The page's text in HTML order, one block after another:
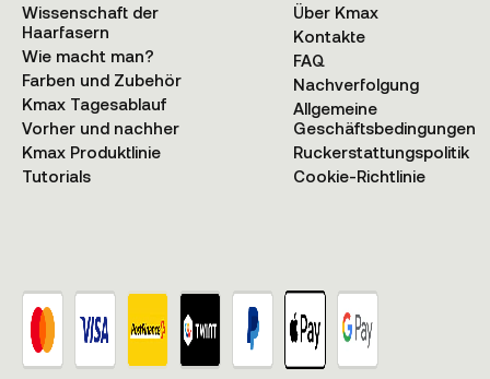
Wissenschaft der
Haarfasern
Wie macht man?
Farben und Zubehör
Kmax Tagesablauf
Vorher und nachher
Kmax Produktlinie
Tutorials
Über Kmax
Kontakte
FAQ
Nachverfolgung
Allgemeine
Geschäftsbedingungen
Ruckerstattungspolitik
Cookie-Richtlinie